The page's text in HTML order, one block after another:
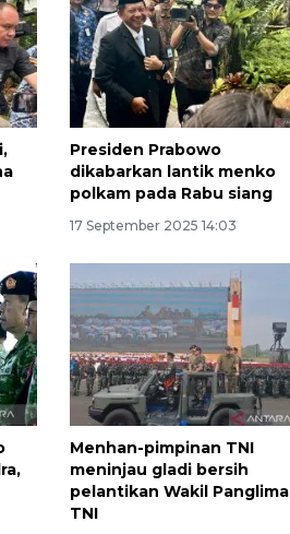
Presiden Prabowo
dikabarkan lantik menko
polkam pada Rabu siang
17 September 2025 14:03
Menhan-pimpinan TNI
meninjau gladi bersih
pelantikan Wakil Panglima
TNI